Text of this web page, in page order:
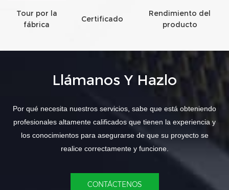
Tour por la
fábrica
Certificado
Rendimiento del
producto
Llámanos Y Hazlo
Por qué necesita nuestros servicios, sabe que está obteniendo
profesionales altamente calificados que tienen la experiencia y
los conocimientos para asegurarse de que su proyecto se
realice correctamente y funcione.
CONTÁCTENOS